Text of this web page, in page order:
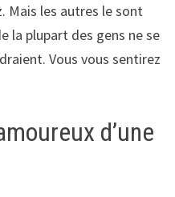
Mais les autres le sont
la plupart des gens ne se
Vous vous sentirez
d’une